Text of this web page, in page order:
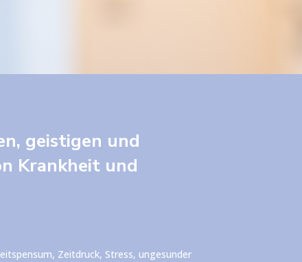
geistigen und
Krankheit und
Zeitdruck, Stress, ungesunder